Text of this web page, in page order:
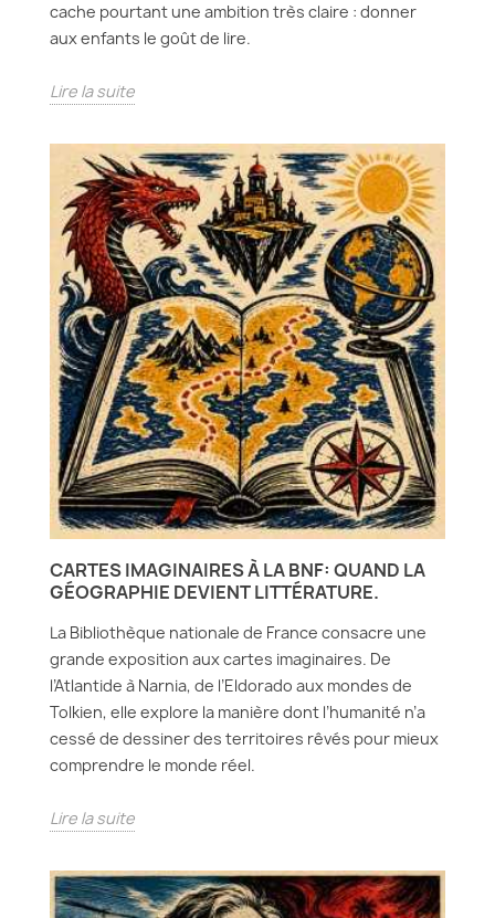
cache pourtant une ambition très claire : donner
aux enfants le goût de lire.
Lire la suite
CARTES IMAGINAIRES À LA BNF: QUAND LA
GÉOGRAPHIE DEVIENT LITTÉRATURE.
La Bibliothèque nationale de France consacre une
grande exposition aux cartes imaginaires. De
l’Atlantide à Narnia, de l’Eldorado aux mondes de
Tolkien, elle explore la manière dont l’humanité n’a
cessé de dessiner des territoires rêvés pour mieux
comprendre le monde réel.
Lire la suite